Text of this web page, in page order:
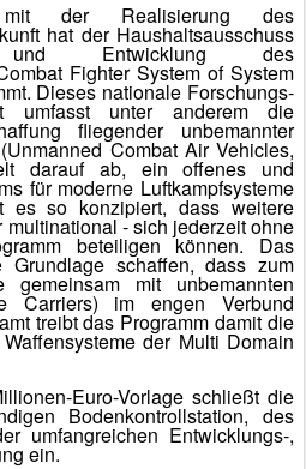
mit der Realisierung des
hat der Haushaltsausschuss
Entwicklung des
Fighter System of System
Dieses nationale Forschungs-
umfasst unter anderem die
fliegender unbemannter
Combat Air Vehicles,
darauf ab, ein offenes und
für moderne Luftkampfsysteme
es so konzipiert, dass weitere
- sich jederzeit ohne
beteiligen können. Das
schaffen, dass zum
gemeinsam mit unbemannten
Carriers) im engen Verbund
treibt das Programm damit die
der Multi Domain
Euro-Vorlage schließt die
Bodenkontrollstation, des
umfangreichen Entwicklungs-,
ein.